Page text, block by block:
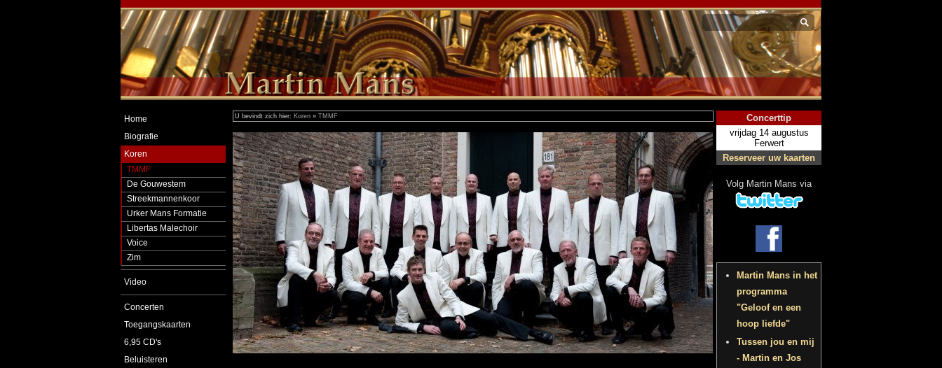
Home
Biografie
Koren
TMMF
De Gouwestem
Streekmannenkoor
Urker Mans Formatie
Libertas Malechoir
Voice
Zim
Video
Concerten
Toegangskaarten
6,95 CD's
Beluisteren
U bevindt zich hier: Koren » TMMF
Concerttip
vrijdag 14 augustus
Ferwert
Reserveer uw kaarten
Volg Martin Mans via
Martin Mans in het
programma
"Geloof en een
hoop liefde"
Tussen jou en mij
- Martin en Jos